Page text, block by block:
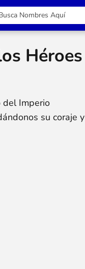
Héroes
del Imperio
su coraje y